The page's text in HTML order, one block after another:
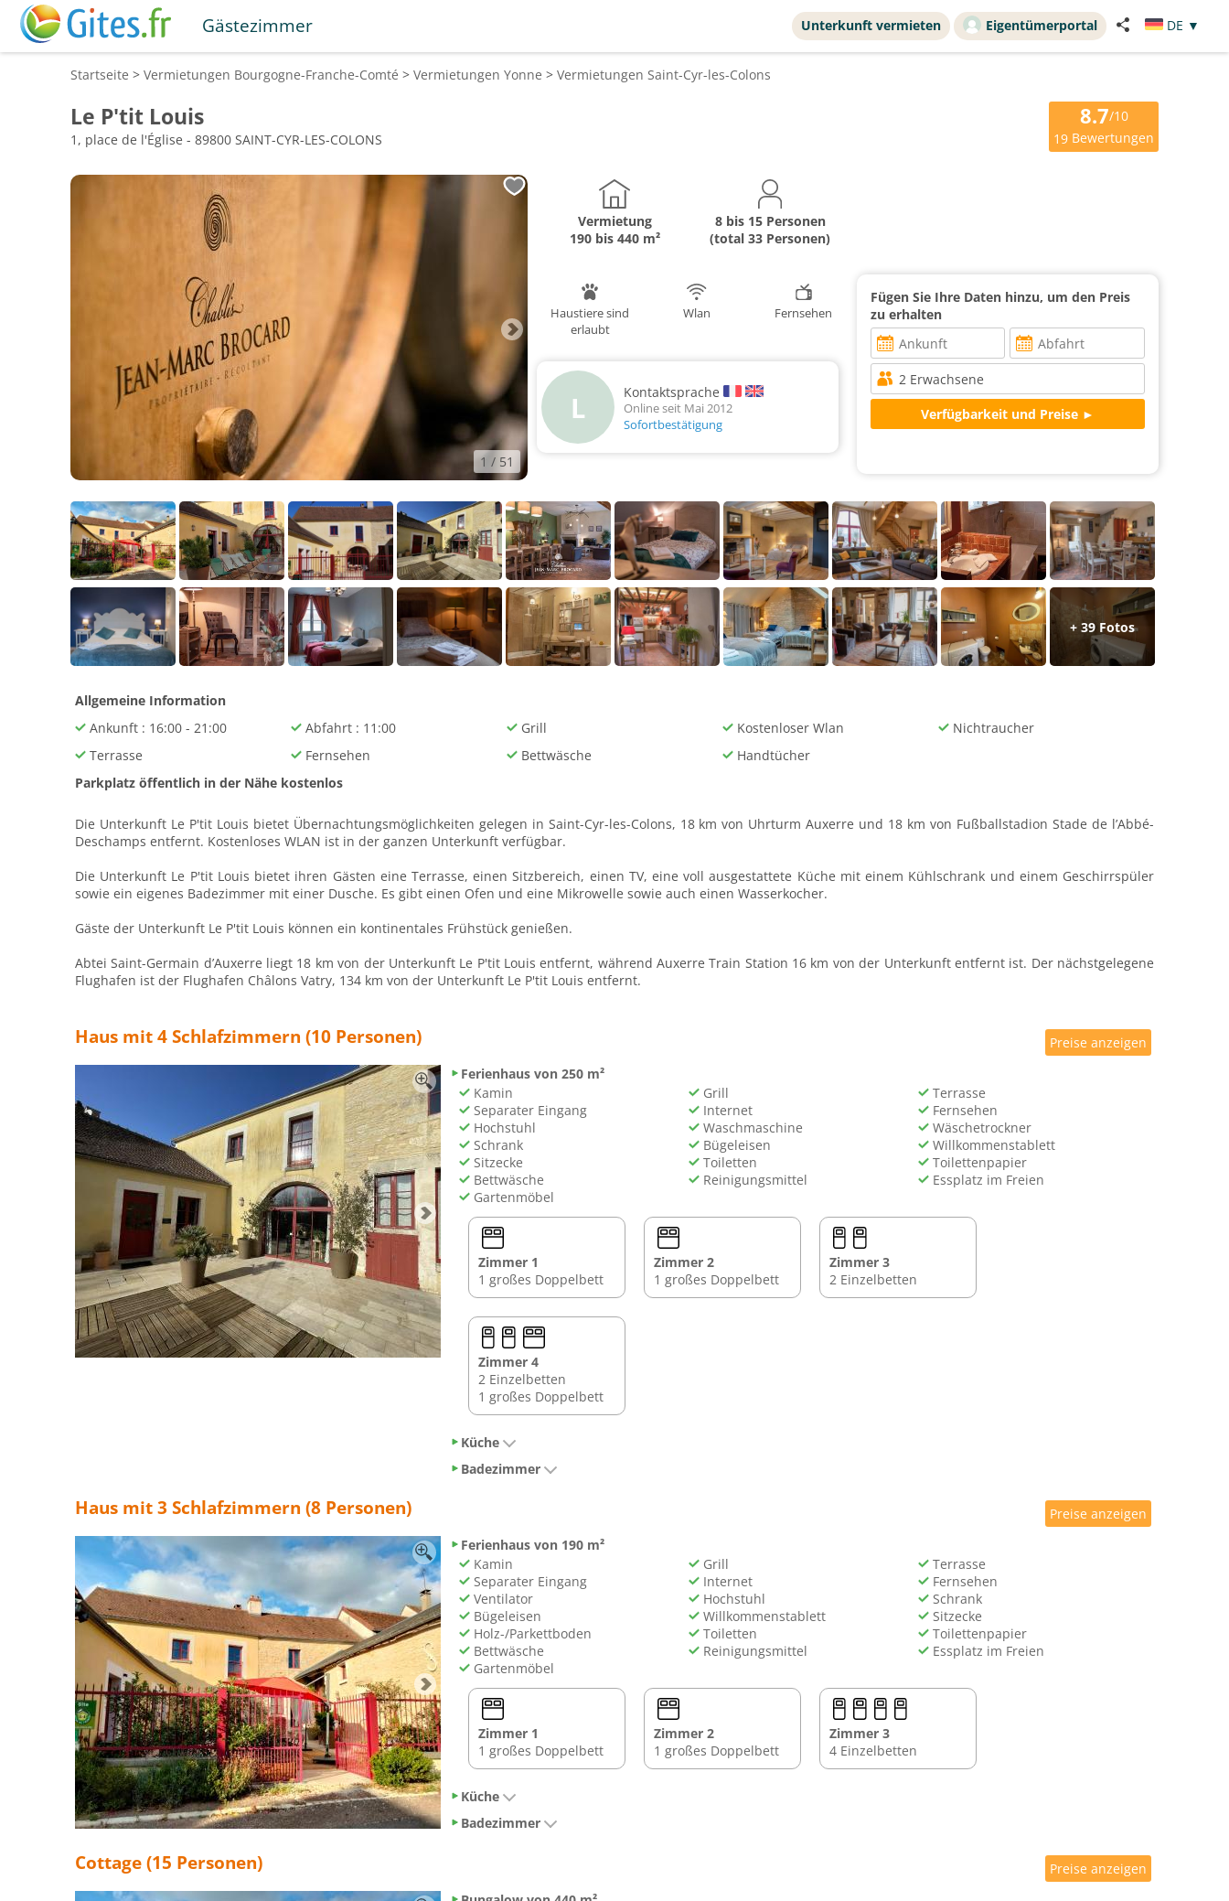
Gästezimmer Unterkunft vermieten Eigentümerportal DE ▼
Startseite > Vermietungen Bourgogne-Franche-Comté > Vermietungen Yonne > Vermietungen Saint-Cyr-les-Colons
8.7/10
19 Bewertungen
Le P'tit Louis
1, place de l'Église - 89800 SAINT-CYR-LES-COLONS
1 / 51
Vermietung
190 bis 440 m²
8 bis 15 Personen
(total 33 Personen)
Haustiere sind
erlaubt
Wlan Fernsehen
Fügen Sie Ihre Daten hinzu, um den Preis
zu erhalten
L Kontaktsprache
Online seit Mai 2012
Sofortbestätigung
+ 39 Fotos
Allgemeine Information
Ankunft : 16:00 - 21:00
Abfahrt : 11:00 Grill Kostenloser Wlan
Nichtraucher
Terrasse
Fernsehen Bettwäsche
Handtücher
Parkplatz öffentlich in der Nähe kostenlos
Die Unterkunft Le P'tit Louis bietet Übernachtungsmöglichkeiten gelegen in Saint-Cyr-les-Colons, 18 km von Uhrturm Auxerre und 18 km von Fußballstadion Stade de l’Abbé-
Deschamps entfernt. Kostenloses WLAN ist in der ganzen Unterkunft verfügbar.
Die Unterkunft Le P'tit Louis bietet ihren Gästen eine Terrasse, einen Sitzbereich, einen TV, eine voll ausgestattete Küche mit einem Kühlschrank und einem Geschirrspüler
sowie ein eigenes Badezimmer mit einer Dusche. Es gibt einen Ofen und eine Mikrowelle sowie auch einen Wasserkocher.
Gäste der Unterkunft Le P'tit Louis können ein kontinentales Frühstück genießen.
Abtei Saint-Germain d’Auxerre liegt 18 km von der Unterkunft Le P'tit Louis entfernt, während Auxerre Train Station 16 km von der Unterkunft entfernt ist. Der nächstgelegene
Flughafen ist der Flughafen Châlons Vatry, 134 km von der Unterkunft Le P'tit Louis entfernt.
Haus mit 4 Schlafzimmern (10 Personen)
Ferienhaus von 250 m²
Kamin
Grill
Terrasse
Separater Eingang
Internet
Fernsehen
Hochstuhl
Waschmaschine
Wäschetrockner
Schrank
Bügeleisen
Willkommenstablett
Sitzecke
Toiletten
Toilettenpapier
Bettwäsche
Reinigungsmittel
Essplatz im Freien
Gartenmöbel
Zimmer 1
1 großes Doppelbett
Zimmer 2
1 großes Doppelbett
Zimmer 3
2 Einzelbetten
Zimmer 4
2 Einzelbetten
1 großes Doppelbett
Küche
Badezimmer
Preise anzeigen
Haus mit 3 Schlafzimmern (8 Personen)
Ferienhaus von 190 m²
Kamin
Grill
Terrasse
Separater Eingang
Internet
Fernsehen
Ventilator
Hochstuhl
Schrank
Bügeleisen
Willkommenstablett
Sitzecke
Holz-/Parkettboden
Toiletten
Toilettenpapier
Bettwäsche
Reinigungsmittel
Essplatz im Freien
Gartenmöbel
Zimmer 1
1 großes Doppelbett
Zimmer 2
1 großes Doppelbett
Zimmer 3
4 Einzelbetten
Küche
Badezimmer
Preise anzeigen
Cottage (15 Personen) Preise anzeigen